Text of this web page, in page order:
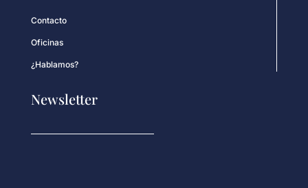
Contacto
Oficinas
¿Hablamos?
Newsletter